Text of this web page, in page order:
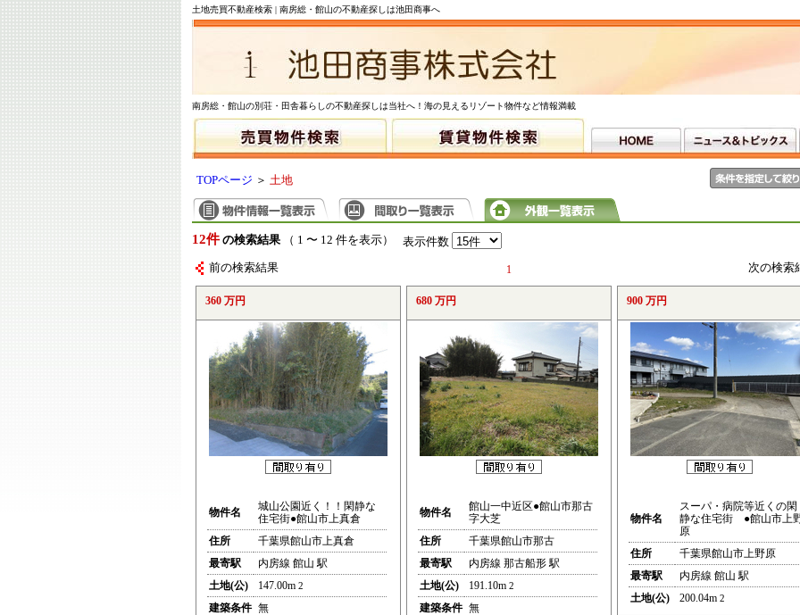
土地売買不動産検索 | 南房総・館山の不動産探しは池田商事へ
南房総・館山の別荘・田舎暮らしの不動産探しは当社へ！海の見えるリゾート物件など情報満載
TOPページ ＞ 土地
12件 の検索結果（ 1 〜 12 件を表示） 表示件数
前の検索結果 1 次の検
360 万円
物件名
城山公園近く！！閑静な
住宅街●館山市上真倉
住所
千葉県館山市上真倉
最寄駅
内房線 館山 駅
土地(公)
147.00m 2
建築条件 無
680 万円
物件名
館山一中近区●館山市那古
字大芝
住所
千葉県館山市那古
最寄駅
内房線 那古船形 駅
土地(公)
191.10m 2
建築条件 無
900 万円
物件名
スーパ・病院等近くの閑
静な住宅街 ●館山市上
原
住所
千葉県館山市上野原
最寄駅
内房線 館山 駅
土地(公)
200.04m 2